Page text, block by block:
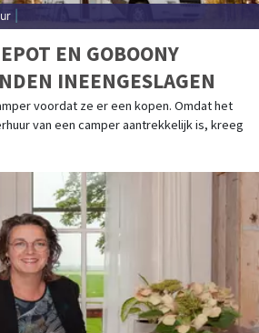
EN GOBOONY
INEENGESLAGEN
voordat ze er een kopen. Omdat het
van een camper aantrekkelijk is, kreeg